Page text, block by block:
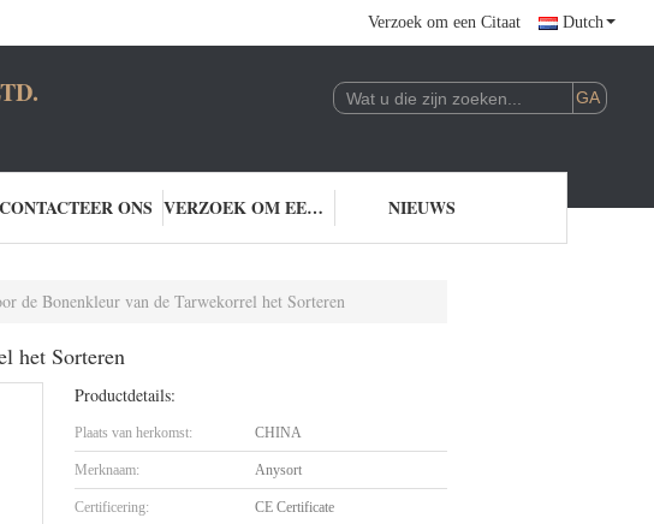
Verzoek om een Citaat Dutch
CONTACTEER ONS VERZOEK OM EEN CITAAT NIEUWS
de Bonenkleur van de Tarwekorrel het Sorteren
het Sorteren
Productdetails:
Plaats van herkomst: CHINA
Merknaam: Anysort
Certificering: CE Certificate